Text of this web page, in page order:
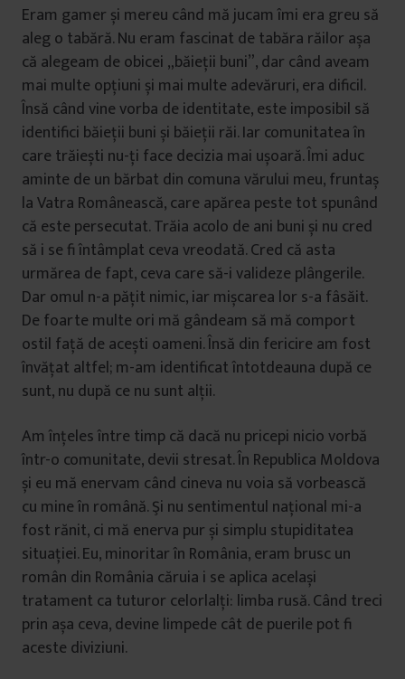
Eram gamer și mereu când mă jucam îmi era greu să
aleg o tabără. Nu eram fascinat de tabăra răilor așa
că alegeam de obicei „băieții buni”, dar când aveam
mai multe opțiuni și mai multe adevăruri, era dificil.
Însă când vine vorba de identitate, este imposibil să
identifici băieții buni și băieții răi. Iar comunitatea în
care trăiești nu-ți face decizia mai ușoară. Îmi aduc
aminte de un bărbat din comuna vărului meu, fruntaș
la Vatra Românească, care apărea peste tot spunând
că este persecutat. Trăia acolo de ani buni și nu cred
să i se fi întâmplat ceva vreodată. Cred că asta
urmărea de fapt, ceva care să-i valideze plângerile.
Dar omul n-a pățit nimic, iar mișcarea lor s-a fâsăit.
De foarte multe ori mă gândeam să mă comport
ostil față de acești oameni. Însă din fericire am fost
învățat altfel; m-am identificat întotdeauna după ce
sunt, nu după ce nu sunt alții.
Am înțeles între timp că dacă nu pricepi nicio vorbă
într-o comunitate, devii stresat. În Republica Moldova
și eu mă enervam când cineva nu voia să vorbească
cu mine în română. Şi nu sentimentul național mi-a
fost rănit, ci mă enerva pur și simplu stupiditatea
situației. Eu, minoritar în România, eram brusc un
român din România căruia i se aplica același
tratament ca tuturor celorlalți: limba rusă. Când treci
prin așa ceva, devine limpede cât de puerile pot fi
aceste diviziuni.